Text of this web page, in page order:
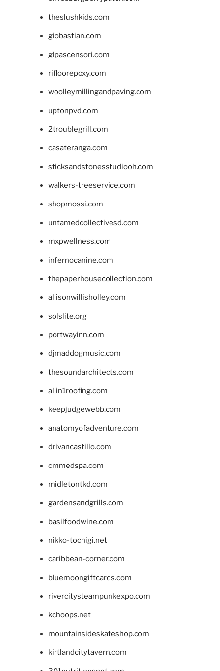
theslushkids.com
giobastian.com
glpascensori.com
rifloorepoxy.com
woolleymillingandpaving.com
uptonpvd.com
2troublegrill.com
casateranga.com
sticksandstonesstudiooh.com
walkers-treeservice.com
shopmossi.com
untamedcollectivesd.com
mxpwellness.com
infernocanine.com
thepaperhousecollection.com
allisonwillisholley.com
solslite.org
portwayinn.com
djmaddogmusic.com
thesoundarchitects.com
allin1roofing.com
keepjudgewebb.com
anatomyofadventure.com
drivancastillo.com
cmmedspa.com
midletontkd.com
gardensandgrills.com
basilfoodwine.com
nikko-tochigi.net
caribbean-corner.com
bluemoongiftcards.com
rivercitysteampunkexpo.com
kchoops.net
mountainsideskateshop.com
kirtlandcitytavern.com